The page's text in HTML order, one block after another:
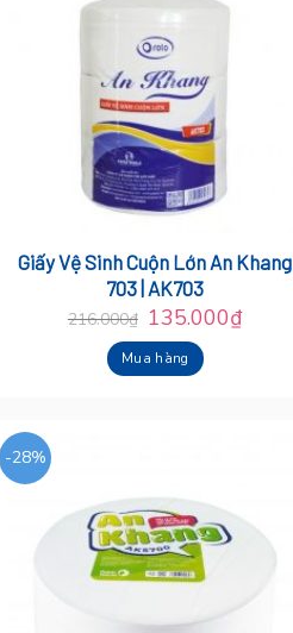
Giấy Vệ Sinh Cuộn Lớn An Khang
703 | AK703
216.000₫ 135.000₫
Mua hàng
-28%